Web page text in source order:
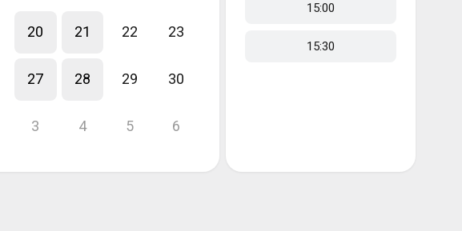
20 21 22 23
27 28 29 30
3 4 5 6
15:00
15:30